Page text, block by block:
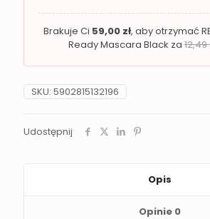
Brakuje Ci 59,00 zł, aby otrzymać
Ready Mascara Black za12,49
SKU: 5902815132196
Udostępnij
Opis
Opinie 0